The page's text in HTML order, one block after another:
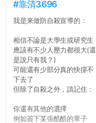
#靠清3696
我是來做防自殺宣導的：
相信不論是大學生或研究生
應該有不少人壓力都很大(還
是說只有我？)
可能還有少部分真的快撐不
下去了
但除了自殺之外，請記住：
你還有其他的選擇
例如簽下某張酷酷的單子